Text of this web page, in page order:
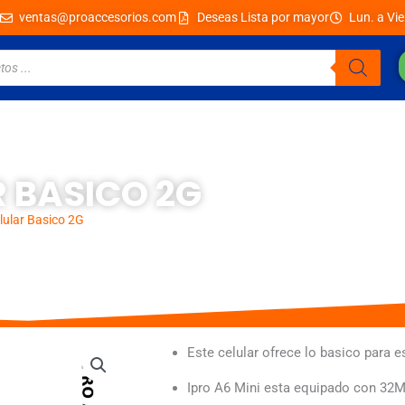
ventas@proaccesorios.com Deseas Lista por mayor Lun. a
BASICO 2G
Basico 2G
Este celular ofrece lo basico para
Ipro A6 Mini esta equipado con